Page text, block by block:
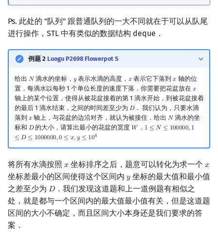
Ps. 此处的 "队列" 跟普通队列的一大不同就在于可以从队尾
进行操作，STL 中有类似的数据结构 deque．
例题 2 Luogu P2698 Flowerpot S
给出 𝑁
N滴水的坐标， 𝑦
y表示水滴的高度，𝑥
x 表示它下落到𝑥
x 轴的位
置．每滴水以每秒 1 个单位长度的速度下落．你需要把花盆放在 𝑥
x
轴上的某个位置，使得从被花盆接着的第 1 滴水开始，到被花盆接着
的最后 1 滴水结束，之间的时间差至少为 𝐷
D． 我们认为，只要水滴
落到 𝑥
x轴上，与花盆的边沿对齐，就认为被接住．给出 𝑁
N 滴水的坐
标和 𝐷
D的大小，请算出最小的花盆的宽度 𝑊
W． 1 ≤ 𝑁 ≤ 100000, 1
≤ 𝐷 ≤ 1000000,0 ≤ 𝑥,𝑦 ≤ 106
1≤N ≤100000,1≤D≤ 1000000
将所有水滴按照 𝑥
x 坐标排序之后，题意可以转化为求一个𝑥
x
坐标差最小的区间使得这个区间内 𝑦
y坐标的最大值和最小值
之差至少为 𝐷
D ．我们发现这道题和上一道例题有相似之
处，就是都与一个区间内的最大值最小值有关，但是这道题
区间的大小不确定，而且区间大小本身还是我们要求的答
案．